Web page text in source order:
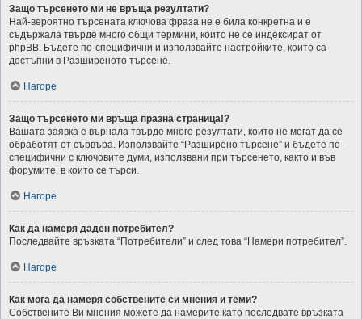
Защо търсенето ми не връща резултати?
Най-вероятно търсената ключова фраза не е била конкретна и е
съдържала твърде много общи термини, които не се индексират от
phpBB. Бъдете по-специфични и използвайте настройките, които са
достъпни в Разширеното търсене.
Нагоре
Защо търсенето ми връща празна страница!?
Вашата заявка е върнала твърде много резултати, които не могат да се
обработят от сървъра. Използвайте “Разширено търсене” и бъдете по-
специфични с ключовите думи, използвани при търсенето, както и във
форумите, в които се търси.
Нагоре
Как да намеря даден потребител?
Последвайте връзката “Потребители” и след това “Намери потребител”.
Нагоре
Как мога да намеря собствените си мнения и теми?
Собствените Ви мнения можете да намерите като последвате връзката